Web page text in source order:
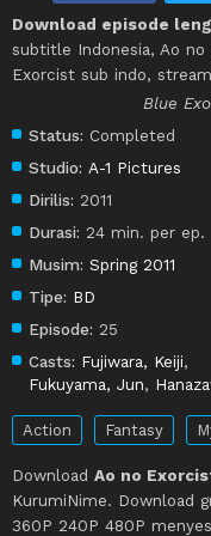
Download episode
subtitle Indonesia, Ao
Exorcist sub indo,
Blue
Status: Completed
Studio: A-1 Pictures
Dirilis: 2011
Durasi: 24 min. per ep.
Musim: Spring 2011
Tipe: BD
Episode: 25
Casts: Fujiwara, Keiji,
Fukuyama, Jun,
Action Fantasy
Download Ao no
KurumiNime. Download
360P 240P 480P